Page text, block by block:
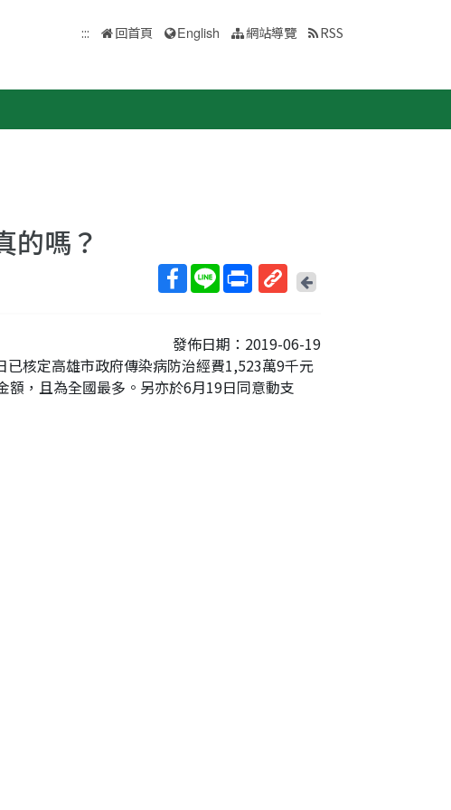
::: 回首頁 English 網站導覽 RSS
的嗎？
短
網
址
回
上
頁
發佈日期：2019-06-19
核定高雄市政府傳染病防治經費1,523萬9千元
額，且為全國最多。另亦於6月19日同意動支